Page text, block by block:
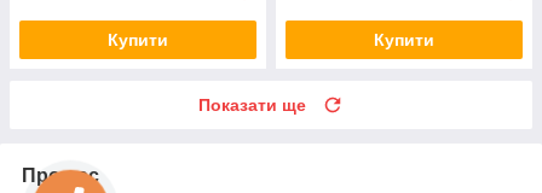
Купити Купити
Показати ще
Про нас